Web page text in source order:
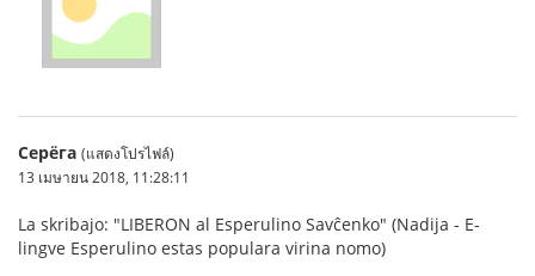
Серёга (แสดงโปรไฟล์)
13 เมษายน 2018, 11:28:11
La skribajo: "LIBERON al Esperulino Savĉenko" (Nadija - E-
lingve Esperulino estas populara virina nomo)